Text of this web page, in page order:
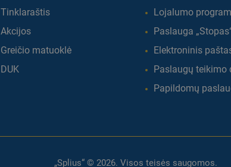
Tinklaraštis
Akcijos
Greičio matuoklė
DUK
Lojalumo
Paslauga
Elektroninis
Paslaugų teikimo
Papildomų
„Splius“ © 2026. Visos teisės saugomos.